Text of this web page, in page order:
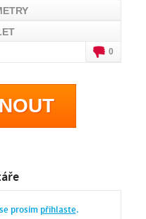
0
prosím přihlaste.